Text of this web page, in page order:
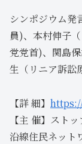
シンポジウム発
員)、本村伸子
党党首)、関島
生（リニア訴訟
【詳 細】
【主 催】スト
沿線住民ネット